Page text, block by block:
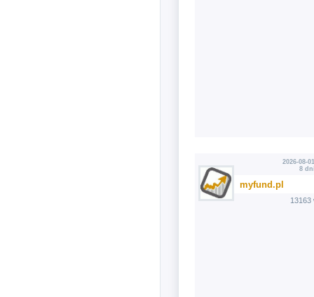
2026-08-
8
myfund.pl
13163